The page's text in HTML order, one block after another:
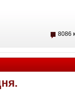
8086